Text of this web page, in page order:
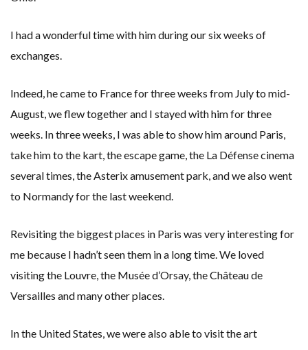
I had a wonderful time with him during our six weeks of
exchanges.
Indeed, he came to France for three weeks from July to mid-
August, we flew together and I stayed with him for three
weeks. In three weeks, I was able to show him around Paris,
take him to the kart, the escape game, the La Défense cinema
several times, the Asterix amusement park, and we also went
to Normandy for the last weekend.
Revisiting the biggest places in Paris was very interesting for
me because I hadn’t seen them in a long time. We loved
visiting the Louvre, the Musée d’Orsay, the Château de
Versailles and many other places.
In the United States, we were also able to visit the art